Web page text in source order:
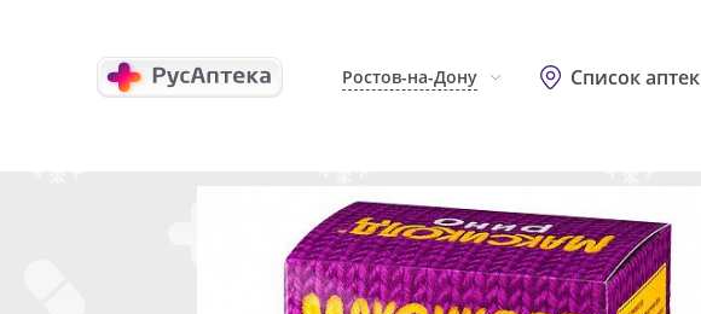
Ростов-на-Дону Список аптек